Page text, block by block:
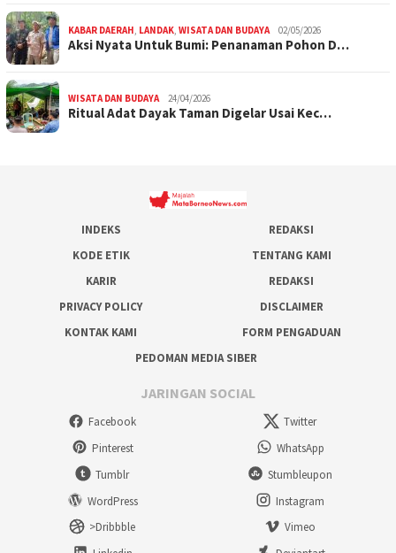
KABAR DAERAH, LANDAK, WISATA DAN BUDAYA 02/05/2026
Aksi Nyata Untuk Bumi: Penanaman Pohon D…
WISATA DAN BUDAYA 24/04/2026
Ritual Adat Dayak Taman Digelar Usai Kec…
INDEKS
REDAKSI
KODE ETIK
TENTANG KAMI
KARIR
REDAKSI
PRIVACY POLICY
DISCLAIMER
KONTAK KAMI
FORM PENGADUAN
PEDOMAN MEDIA SIBER
JARINGAN SOCIAL
Facebook
Twitter
Pinterest
WhatsApp
Tumblr
Stumbleupon
WordPress
Instagram
>Dribbble
Vimeo